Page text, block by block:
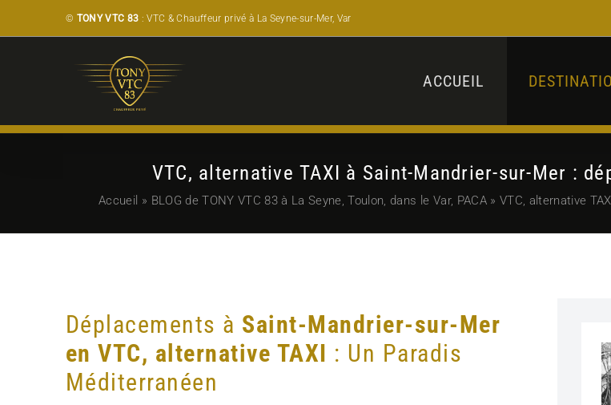
au
© TONY VTC 83 : VTC & Chauffeur privé à La Seyne-sur-Mer, Var
ACCUEIL
VTC, alternative TAXI à Saint-Mandrier-sur-Mer :
Accueil » BLOG de TONY VTC 83 à La Seyne, Toulon, dans le Var, PACA» VTC, alternative
Déplacements à Saint-Mandrier-sur-Mer
en VTC, alternative TAXI : Un Paradis
Méditerranéen